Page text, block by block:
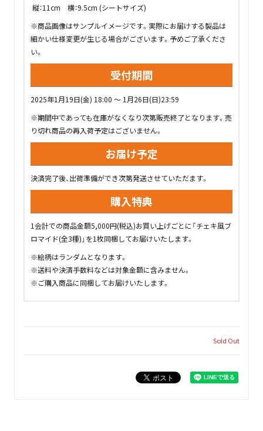
縦：11cm 横：9.5cm (シートサイズ)
※商品画像はサンプルイメージです。実際にお届けする製品は
細かい仕様変更が生じる場合がございます。予めご了承くださ
い。
受付期間
2025年1月19日(金) 18:00 ～ 1月26日(日)23:59
※期間中であっても在庫がなくなり次第販売終了となります。売
り切れ商品の再入荷予定はございません。
お届け予定
決済完了後、出荷準備ができ次第発送させていただます。
購入特典
1会計での商品金額5,000円(税込)お買い上げごとに「チェキ風ブ
ロマイド(全3種)」を1枚同梱してお届けいたします。
※絵柄はランダムとなります。
※送料や決済手数料などは対象金額に含みません。
※ご購入商品に同梱してお届けいたします。
Sold Out